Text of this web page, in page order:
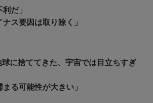
だ」
ナス要因は取り除く」
球に捨ててきた、宇宙では目立ちすぎ
まる可能性が大きい」